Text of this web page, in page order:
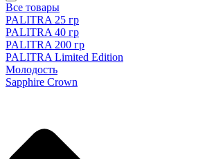
Все товары
PALITRA 25 гр
PALITRA 40 гр
PALITRA 200 гр
PALITRA Limited Edition
Молодость
Sapphire Crown